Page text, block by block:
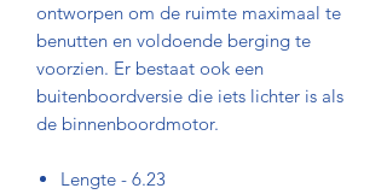
ontworpen om de ruimte maximaal te
benutten en voldoende berging te
voorzien. Er bestaat ook een
buitenboordversie die iets lichter is als
de binnenboordmotor.
Lengte - 6.23